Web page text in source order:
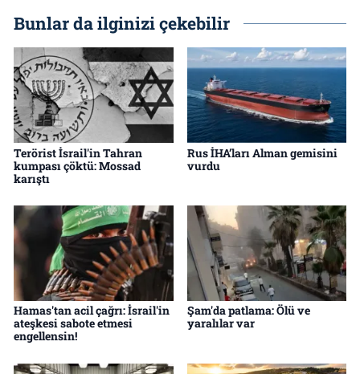
Bunlar da ilginizi çekebilir
Terörist İsrail'in Tahran
kumpası çöktü: Mossad
karıştı
Rus İHA’ları Alman gemisini
vurdu
Hamas'tan acil çağrı: İsrail'in
ateşkesi sabote etmesi
engellensin!
Şam'da patlama: Ölü ve
yaralılar var